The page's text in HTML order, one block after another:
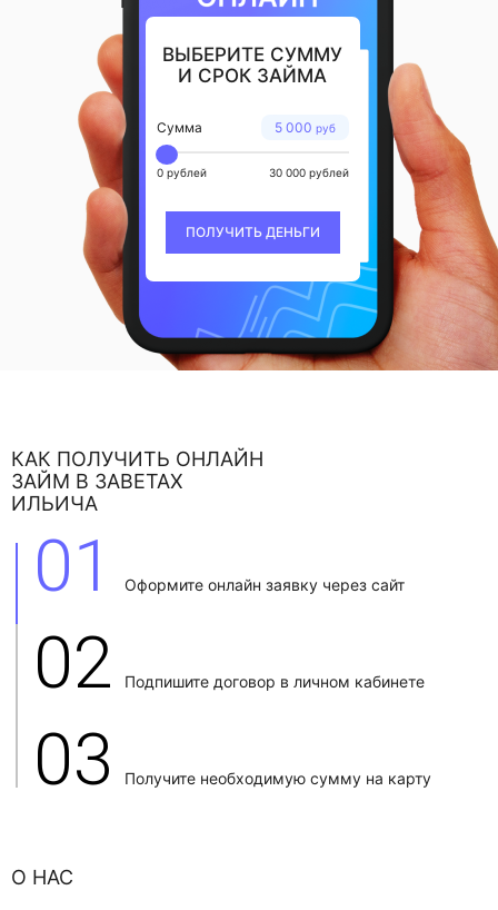
ВЫБЕРИТЕ СУММУ
И СРОК ЗАЙМА
5 000 руб
Сумма
0 рублей 30 000 рублей
ПОЛУЧИТЬ ДЕНЬГИ
КАК ПОЛУЧИТЬ ОНЛАЙН
ЗАЙМ В ЗАВЕТАХ
ИЛЬИЧА
01 Оформите онлайн заявку через сайт
02 Подпишите договор в личном кабинете
03 Получите необходимую сумму на карту
О НАС